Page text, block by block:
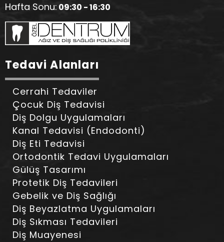
Hafta Sonu: 09:30 - 16:30
Tedavi Alanları
Cerrahi Tedaviler
Çocuk Diş Tedavisi
Diş Dolgu Uygulamaları
Kanal Tedavisi (Endodonti)
Diş Eti Tedavisi
Ortodontik Tedavi Uygulamaları
Gülüş Tasarımı
Protetik Diş Tedavileri
Gebelik ve Diş Sağlığı
Diş Beyazlatma Uygulamaları
Diş Sıkması Tedavileri
Diş Muayenesi